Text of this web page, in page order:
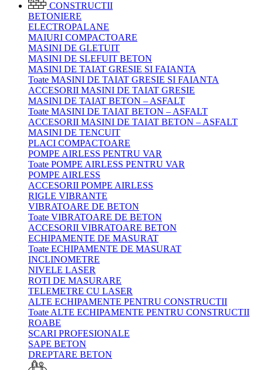
CONSTRUCTII
BETONIERE
ELECTROPALANE
MAIURI COMPACTOARE
MASINI DE GLETUIT
MASINI DE SLEFUIT BETON
MASINI DE TAIAT GRESIE SI FAIANTA
Toate MASINI DE TAIAT GRESIE SI FAIANTA
ACCESORII MASINI DE TAIAT GRESIE
MASINI DE TAIAT BETON – ASFALT
Toate MASINI DE TAIAT BETON – ASFALT
ACCESORII MASINI DE TAIAT BETON – ASFALT
MASINI DE TENCUIT
PLACI COMPACTOARE
POMPE AIRLESS PENTRU VAR
Toate POMPE AIRLESS PENTRU VAR
POMPE AIRLESS
ACCESORII POMPE AIRLESS
RIGLE VIBRANTE
VIBRATOARE DE BETON
Toate VIBRATOARE DE BETON
ACCESORII VIBRATOARE BETON
ECHIPAMENTE DE MASURAT
Toate ECHIPAMENTE DE MASURAT
INCLINOMETRE
NIVELE LASER
ROTI DE MASURARE
TELEMETRE CU LASER
ALTE ECHIPAMENTE PENTRU CONSTRUCTII
Toate ALTE ECHIPAMENTE PENTRU CONSTRUCTII
ROABE
SCARI PROFESIONALE
SAPE BETON
DREPTARE BETON